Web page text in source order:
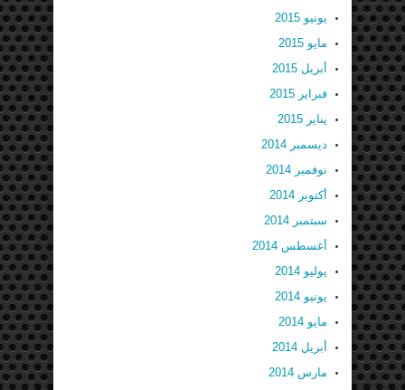
يونيو 2015
مايو 2015
أبريل 2015
فبراير 2015
يناير 2015
ديسمبر 2014
نوفمبر 2014
أكتوبر 2014
سبتمبر 2014
أغسطس 2014
يوليو 2014
يونيو 2014
مايو 2014
أبريل 2014
مارس 2014